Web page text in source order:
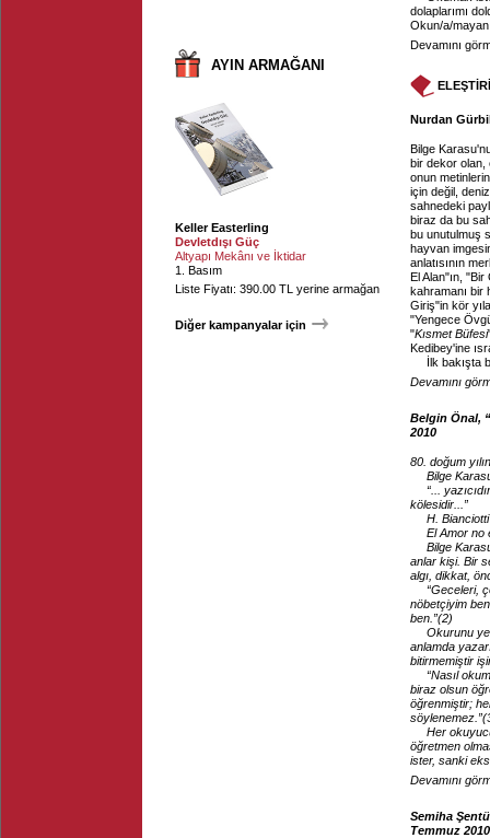
AYIN ARMAĞANI
Keller Easterling
Devletdışı Güç
Altyapı Mekânı ve İktidar
1. Basım
Liste Fiyatı: 390.00 TL yerine armağan
Diğer kampanyalar için
dolaplarımı
Okun/a/
Devamını
Nurdan
Bilge
bir dekor olan,
onun
için değil,
sahnedeki
biraz da bu
bu unutulmuş
hayvan
anlatısının
El Alan"ın,
kahramanı bir
Giriş"in kör
"Yengece
"Kısmet Büfesi
Kedibey'ine
İlk bakışta
Devamını
Belgin Önal,
2010
80. doğum
Bilge
“...
kölesidir...”
H. Bianciotti
El Amor no
Bilge
anlar kişi. Bir
algı, dikkat,
“Geceleri,
nöbetçiyim
ben.”(2)
Okurunu
anlamda
bitirmemiştir
“Nasıl
biraz olsun
öğrenmiştir;
Her
öğretmen
ister, sanki
Devamını
Semiha
Temmuz 2010